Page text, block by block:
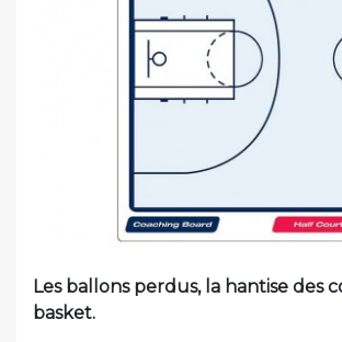
Les ballons perdus, la hantise des
basket.